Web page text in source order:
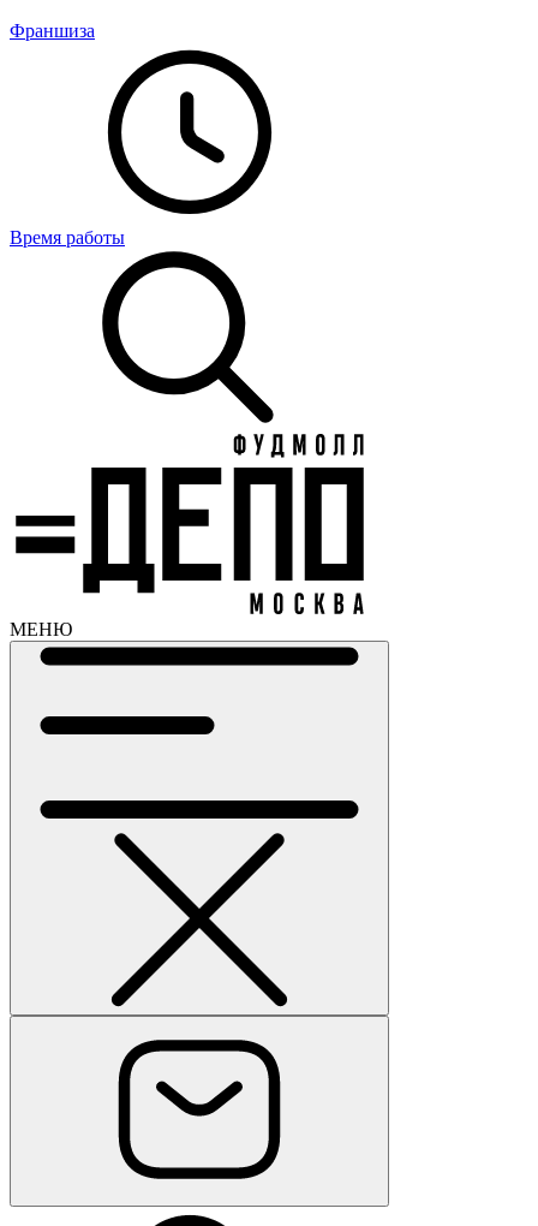
Франшиза
Время работы
МЕНЮ